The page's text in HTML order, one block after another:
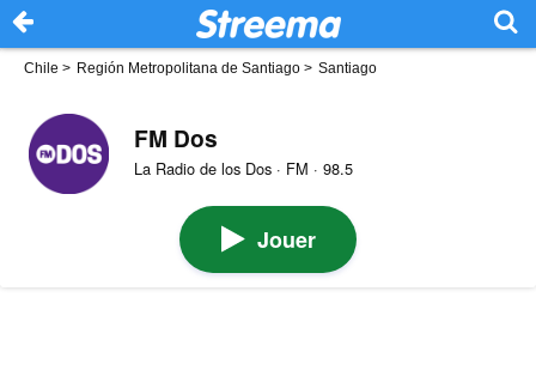
Chile > Región Metropolitana de Santiago > Santiago
FM Dos
La Radio de los Dos · FM · 98.5
Jouer